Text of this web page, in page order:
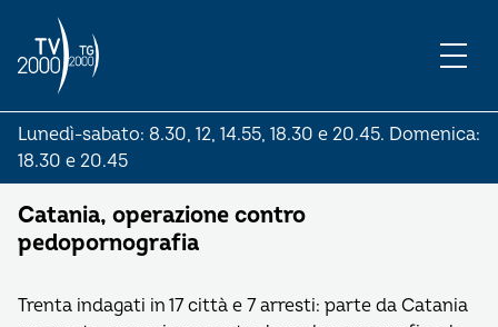
Lunedì-sabato: 8.30, 12, 14.55, 18.30 e 20.45. Domenica:
18.30 e 20.45
Catania, operazione contro
pedopornografia
Trenta indagati in 17 città e 7 arresti: parte da Catania